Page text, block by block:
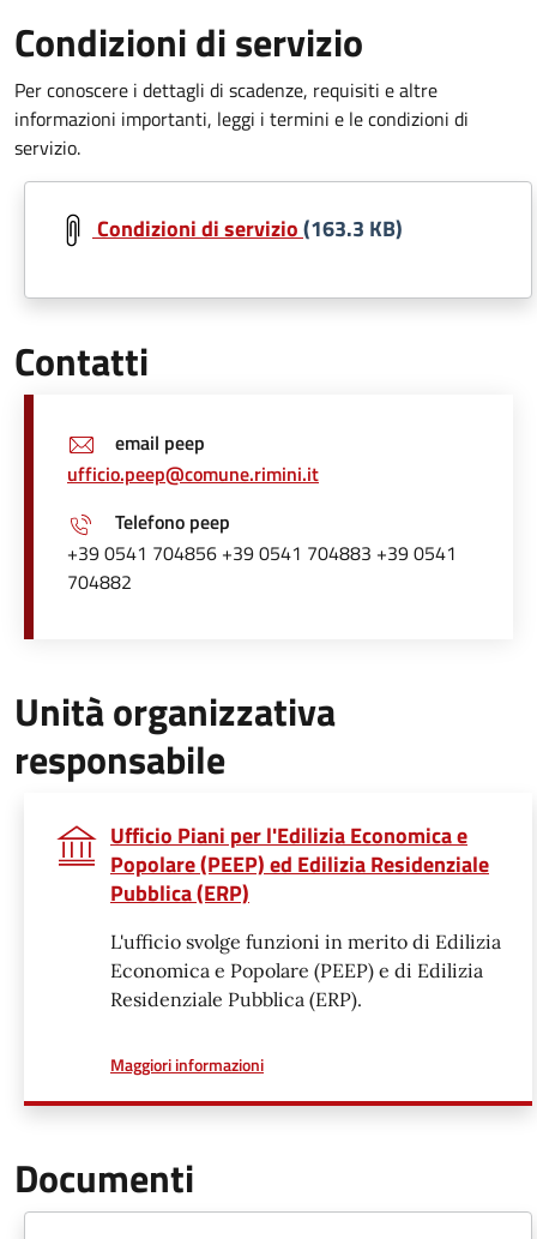
Condizioni di servizio
Per conoscere i dettagli di scadenze, requisiti e altre
informazioni importanti, leggi i termini e le condizioni di
servizio.
Document
Condizioni di servizio(163.3 KB)
Contatti
email peep
ufficio.peep@comune.rimini.it
Telefono peep
+39 0541 704856 +39 0541 704883 +39 0541
704882
Unità organizzativa
responsabile
Ufficio Piani per l'Edilizia Economica e
Popolare (PEEP) ed Edilizia Residenziale
Pubblica (ERP)
L'ufficio svolge funzioni in merito di Edilizia
Economica e Popolare (PEEP) e di Edilizia
Residenziale Pubblica (ERP).
Maggiori informazionia proposito di
Documenti